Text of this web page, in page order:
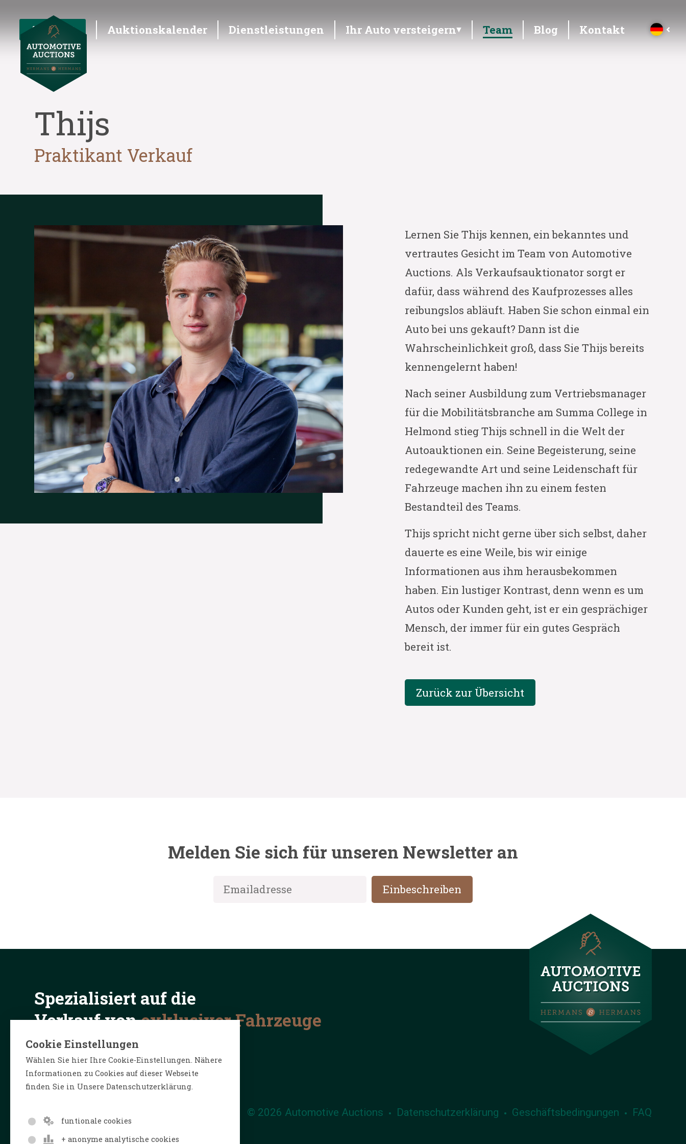
Angebot Auktionskalender Dienstleistungen Ihr Auto versteigern Team Blog Kontakt
Thijs
Praktikant Verkauf
Lernen Sie Thijs kennen, ein bekanntes und
vertrautes Gesicht im Team von Automotive
Auctions. Als Verkaufsauktionator sorgt er
dafür, dass während des Kaufprozesses alles
reibungslos abläuft. Haben Sie schon einmal ein
Auto bei uns gekauft? Dann ist die
Wahrscheinlichkeit groß, dass Sie Thijs bereits
kennengelernt haben!
Nach seiner Ausbildung zum Vertriebsmanager
für die Mobilitätsbranche am Summa College in
Helmond stieg Thijs schnell in die Welt der
Autoauktionen ein. Seine Begeisterung, seine
redegewandte Art und seine Leidenschaft für
Fahrzeuge machen ihn zu einem festen
Bestandteil des Teams.
Thijs spricht nicht gerne über sich selbst, daher
dauerte es eine Weile, bis wir einige
Informationen aus ihm herausbekommen
haben. Ein lustiger Kontrast, denn wenn es um
Autos oder Kunden geht, ist er ein gesprächiger
Mensch, der immer für ein gutes Gespräch
bereit ist.
Zurück zur Übersicht
Melden Sie sich für unseren Newsletter an
Spezialisiert auf die
Verkauf vonexklusiver Fahrzeuge
im In- und Ausland
© 2026 Automotive Auctions • Datenschutzerklärung • Geschäftsbedingungen • FAQ
Cookie Einstellungen
Wählen Sie hier Ihre Cookie-Einstellungen. Nähere
Informationen zu Cookies auf dieser Webseite
finden Sie in Unsere Datenschutzerklärung.
funtionale cookies
+ anonyme analytische cookies